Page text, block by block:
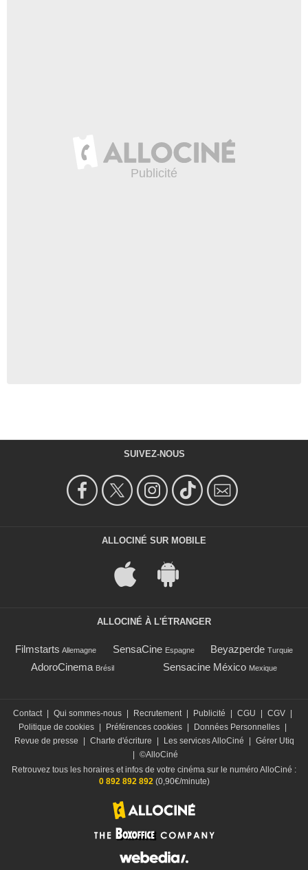
SUIVEZ-NOUS
ALLOCINÉ SUR MOBILE
ALLOCINÉ À L'ÉTRANGER
Filmstarts Allemagne SensaCine Espagne Beyazperde Turquie
AdoroCinema Brésil Sensacine México Mexique
Contact Qui sommes-nous Recrutement Publicité CGU CGV
Politique de cookies
Préférences cookies Données Personnelles
Revue de presse
Charte d'écriture Les services AlloCiné
Gérer Utiq
©AlloCiné
Retrouvez tous les horaires et infos de votre cinéma sur le numéro AlloCiné :
0 892 892 892(0,90€/minute)